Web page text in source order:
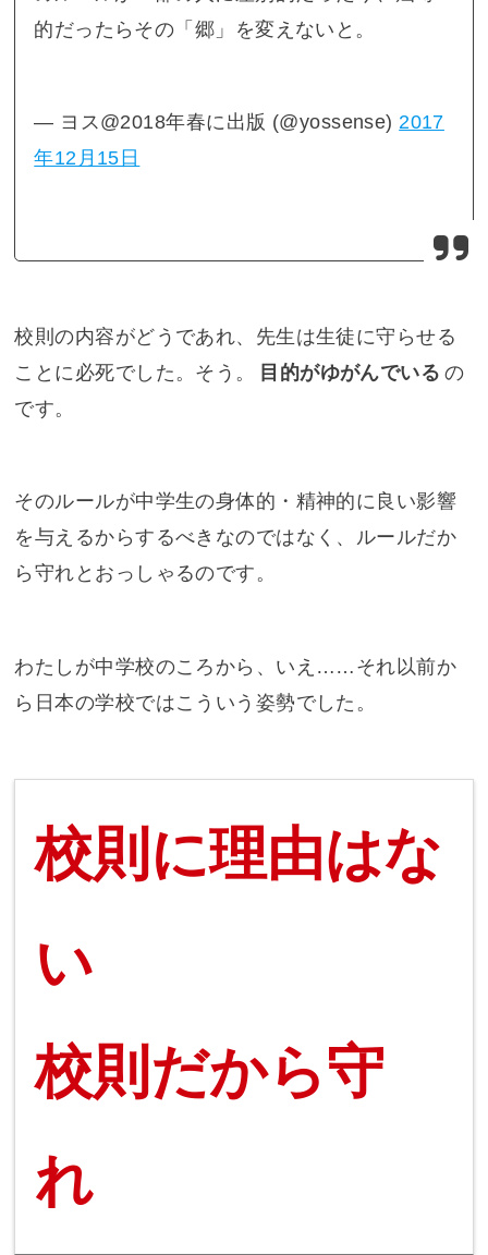
的だったらその「郷」を変えないと。
— ヨス@2018年春に出版 (@yossense)2017
年12月15日
校則の内容がどうであれ、先生は生徒に守らせる
ことに必死でした。そう。
目的がゆがんでいる の
です。
そのルールが中学生の身体的・精神的に良い影響
を与えるからするべきなのではなく、ルールだか
ら守れとおっしゃるのです。
わたしが中学校のころから、いえ……それ以前か
ら日本の学校ではこういう姿勢でした。
校則に理由はな
い
校則だから守
れ